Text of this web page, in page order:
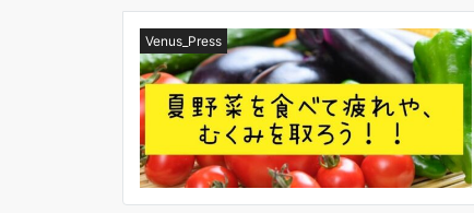
Venus_Press